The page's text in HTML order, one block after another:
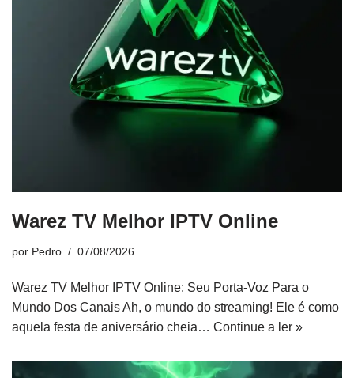
Warez TV Melhor IPTV Online
por Pedro 07/08/2026
Warez TV Melhor IPTV Online: Seu Porta-Voz Para o
Mundo Dos Canais Ah, o mundo do streaming! Ele é como
aquela festa de aniversário cheia… Continue a ler »